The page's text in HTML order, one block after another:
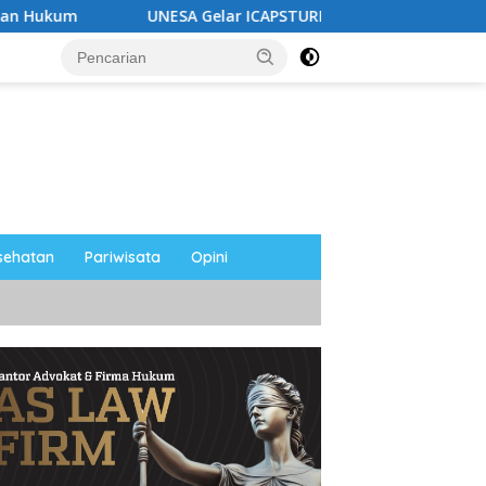
UNESA Gelar ICAPSTURE 2026 di Magetan, Dorong Inovasi
Pariwisata Opini